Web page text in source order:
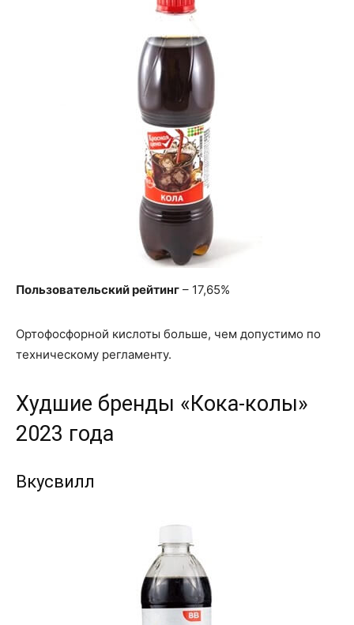
Пользовательский рейтинг – 17,65%
Ортофосфорной кислоты больше, чем допустимо по
техническому регламенту.
Худшие бренды «Кока-колы»
2023 года
Вкусвилл